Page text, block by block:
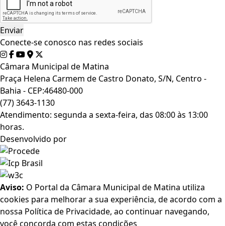
Conecte-se conosco nas redes sociais
Câmara Municipal de Matina
Praça Helena Carmem de Castro Donato, S/N, Centro -
Bahia - CEP:46480-000
(77) 3643-1130
Atendimento: segunda a sexta-feira, das 08:00 às 13:00
horas.
Desenvolvido por
Aviso: O Portal da Câmara Municipal de Matina utiliza
cookies para melhorar a sua experiência, de acordo com a
nossa Política de Privacidade, ao continuar navegando,
você concorda com estas condições